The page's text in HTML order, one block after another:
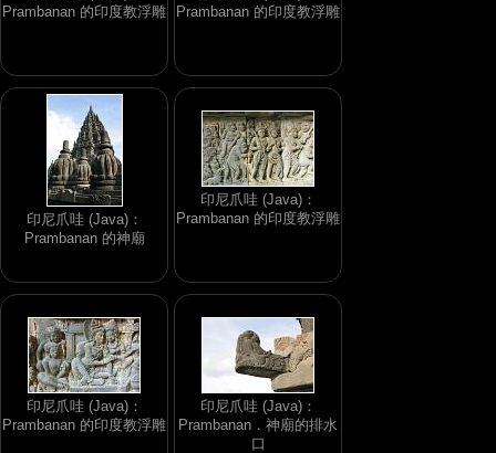
Prambanan 的印度教浮雕
Prambanan 的印度教浮雕
印尼爪哇 (Java)：
Prambanan 的神廟
印尼爪哇 (Java)：
Prambanan 的印度教浮雕
印尼爪哇 (Java)：
Prambanan 的印度教浮雕
印尼爪哇 (Java)：
Prambanan．神廟的排水
口